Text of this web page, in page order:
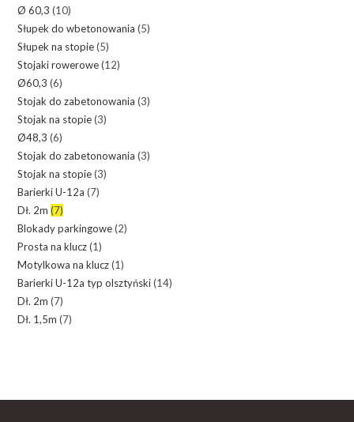
Ø 60,3 (10)
Słupek do wbetonowania (5)
Słupek na stopie (5)
Stojaki rowerowe (12)
Ø60,3 (6)
Stojak do zabetonowania (3)
Stojak na stopie (3)
Ø48,3 (6)
Stojak do zabetonowania (3)
Stojak na stopie (3)
Barierki U-12a (7)
Dł. 2m (7)
Blokady parkingowe (2)
Prosta na klucz (1)
Motylkowa na klucz (1)
Barierki U-12a typ olsztyński (14)
Dł. 2m (7)
Dł. 1,5m (7)